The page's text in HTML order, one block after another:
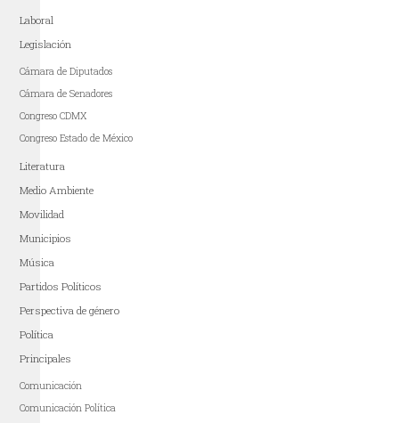
Laboral
Legislación
Cámara de Diputados
Cámara de Senadores
Congreso CDMX
Congreso Estado de México
Literatura
Medio Ambiente
Movilidad
Municipios
Música
Partidos Políticos
Perspectiva de género
Política
Principales
Comunicación
Comunicación Política